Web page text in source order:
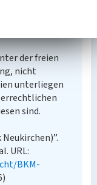
der freien
nicht
unterliegen
sind.
URL:
BKM-